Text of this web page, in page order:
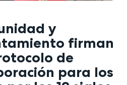
y
firman
de
para los